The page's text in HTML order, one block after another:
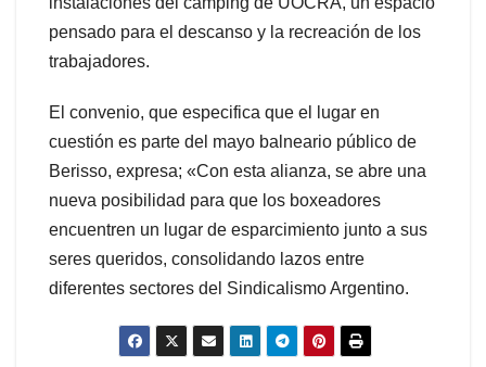
pensado para el descanso y la recreación de los
trabajadores.
El convenio, que especifica que el lugar en
cuestión es parte del mayo balneario público de
Berisso, expresa; «Con esta alianza, se abre una
nueva posibilidad para que los boxeadores
encuentren un lugar de esparcimiento junto a sus
seres queridos, consolidando lazos entre
diferentes sectores del Sindicalismo Argentino.